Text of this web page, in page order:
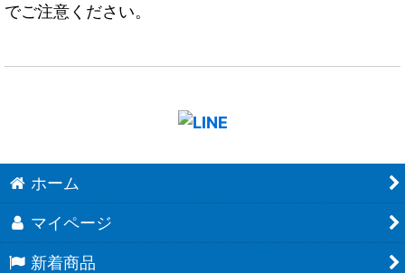
でご注意ください。
ホーム
マイページ
新着商品